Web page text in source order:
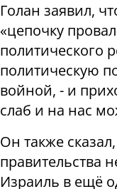
Голан заявил,
«цепочку
политического
политическую
войной, - и
слаб и на нас
Он также
правительства
Израиль в ещё